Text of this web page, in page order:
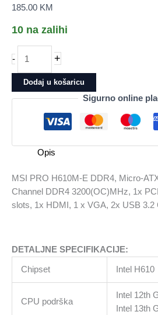
185.00 KM
10 na zalihi
-
PRO
H610M-
E
Socket
Dual
Channel
DDR4
x16
slots,
1x
slots,
+
Dodaj u košaricu
Sigurno online
Opis
MSI PRO H610M-E DDR4, Micro-
Channel DDR4 3200(OC)MHz, 1x
slots, 1x HDMI, 1 x VGA, 2x USB 3.2
DETALJNE SPECIFIKACIJE:
Chipset Intel H610
CPU podrška
Intel 12th
Intel 13th